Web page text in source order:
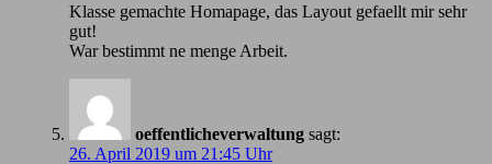
Klasse gemachte Homapage, das Layout gefaellt mir sehr
gut!
War bestimmt ne menge Arbeit.
oeffentlicheverwaltung sagt:
26. April 2019 um 21:45 Uhr